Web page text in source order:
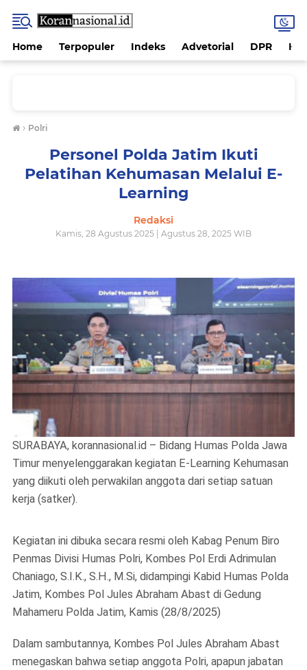
Home Terpopuler Indeks Advetorial DPR
› Polri
Personel Polda Jatim Ikuti
Pelatihan Kehumasan Melalui E-
Learning
Redaksi
Kamis, 28 Agustus 2025 | Agustus 28, 2025 WIB
SURABAYA, korannasional.id – Bidang Humas Polda Jawa
Timur menyelenggarakan kegiatan E-Learning Kehumasan
yang diikuti oleh perwakilan anggota dari setiap satuan
kerja (satker).
Kegiatan ini dibuka secara resmi oleh Kabag Penum Biro
Penmas Divisi Humas Polri, Kombes Pol Erdi Adrimulan
Chaniago, S.I.K., S.H., M.Si, didampingi Kabid Humas Polda
Jatim, Kombes Pol Jules Abraham Abast di Gedung
Mahameru Polda Jatim, Kamis (28/8/2025)
Dalam sambutannya, Kombes Pol Jules Abraham Abast
menegaskan bahwa setiap anggota Polri, apapun jabatan